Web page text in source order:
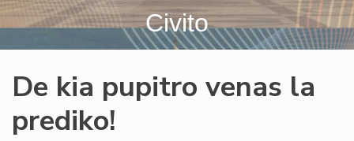
Civito
De kia pupitro venas la
prediko!